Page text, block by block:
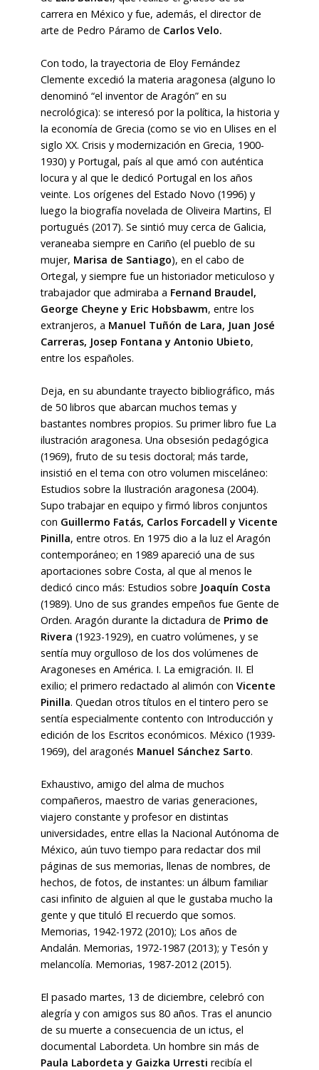
carrera en México y fue, además, el director de
arte de Pedro Páramo de Carlos Velo.
Con todo, la trayectoria de Eloy Fernández
Clemente excedió la materia aragonesa (alguno lo
denominó “el inventor de Aragón” en su
necrológica): se interesó por la política, la historia y
la economía de Grecia (como se vio en Ulises en el
siglo XX. Crisis y modernización en Grecia, 1900-
1930) y Portugal, país al que amó con auténtica
locura y al que le dedicó Portugal en los años
veinte. Los orígenes del Estado Novo (1996) y
luego la biografía novelada de Oliveira Martins, El
portugués (2017). Se sintió muy cerca de Galicia,
veraneaba siempre en Cariño (el pueblo de su
mujer, Marisa de Santiago), en el cabo de
Ortegal, y siempre fue un historiador meticuloso y
trabajador que admiraba a Fernand Braudel,
George Cheyne y Eric Hobsbawm, entre los
extranjeros, a Manuel Tuñón de Lara, Juan José
Carreras, Josep Fontana y Antonio Ubieto,
entre los españoles.
Deja, en su abundante trayecto bibliográfico, más
de 50 libros que abarcan muchos temas y
bastantes nombres propios. Su primer libro fue La
ilustración aragonesa. Una obsesión pedagógica
(1969), fruto de su tesis doctoral; más tarde,
insistió en el tema con otro volumen misceláneo:
Estudios sobre la Ilustración aragonesa (2004).
Supo trabajar en equipo y firmó libros conjuntos
con Guillermo Fatás, Carlos Forcadell y Vicente
Pinilla, entre otros. En 1975 dio a la luz el Aragón
contemporáneo; en 1989 apareció una de sus
aportaciones sobre Costa, al que al menos le
dedicó cinco más: Estudios sobre Joaquín Costa
(1989). Uno de sus grandes empeños fue Gente de
Orden. Aragón durante la dictadura de Primo de
Rivera (1923-1929), en cuatro volúmenes, y se
sentía muy orgulloso de los dos volúmenes de
Aragoneses en América. I. La emigración. II. El
exilio; el primero redactado al alimón con Vicente
Pinilla. Quedan otros títulos en el tintero pero se
sentía especialmente contento con Introducción y
edición de los Escritos económicos. México (1939-
1969), del aragonés Manuel Sánchez Sarto.
Exhaustivo, amigo del alma de muchos
compañeros, maestro de varias generaciones,
viajero constante y profesor en distintas
universidades, entre ellas la Nacional Autónoma de
México, aún tuvo tiempo para redactar dos mil
páginas de sus memorias, llenas de nombres, de
hechos, de fotos, de instantes: un álbum familiar
casi infinito de alguien al que le gustaba mucho la
gente y que tituló El recuerdo que somos.
Memorias, 1942-1972 (2010); Los años de
Andalán. Memorias, 1972-1987 (2013); y Tesón y
melancolía. Memorias, 1987-2012 (2015).
El pasado martes, 13 de diciembre, celebró con
alegría y con amigos sus 80 años. Tras el anuncio
de su muerte a consecuencia de un ictus, el
documental Labordeta. Un hombre sin más de
Paula Labordeta y Gaizka Urresti recibía el